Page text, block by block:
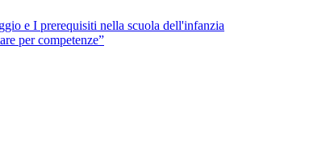
e I prerequisiti nella scuola dell'infanzia
per competenze”